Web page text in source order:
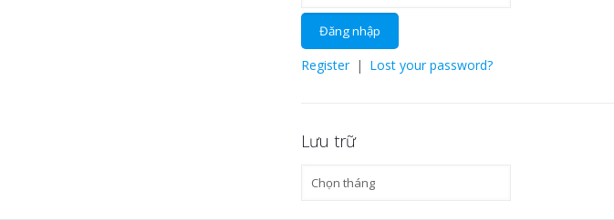
Register | Lost your password?
Lưu trữ
Lưu